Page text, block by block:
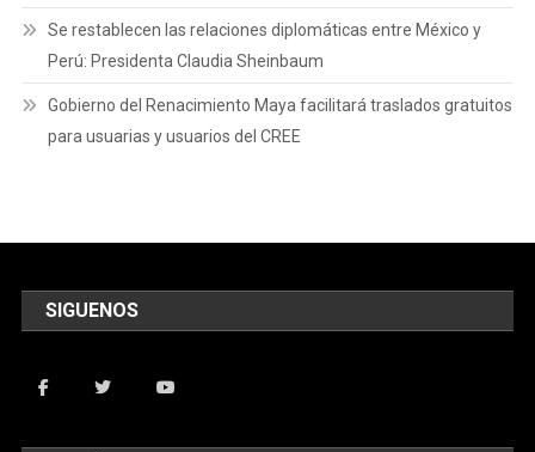
Se restablecen las relaciones diplomáticas entre México y
Perú: Presidenta Claudia Sheinbaum
Gobierno del Renacimiento Maya facilitará traslados gratuitos
para usuarias y usuarios del CREE
SIGUENOS